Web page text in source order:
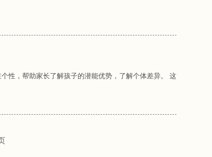
性，帮助家长了解孩子的潜能优势，了解个体差异。 这